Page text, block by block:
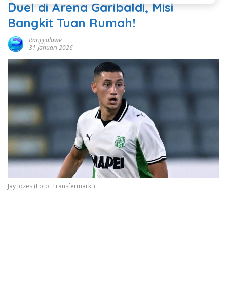
Duel di Arena Garibaldi, Misi
Bangkit Tuan Rumah!
Ranggalawe
31 Januari 2026
Jay Idzes (Foto: Transfermarkt)